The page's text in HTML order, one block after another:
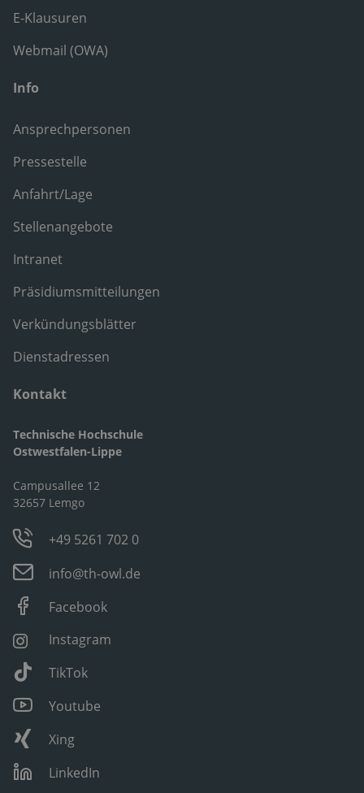
E-Klausuren
Webmail (OWA)
Info
Ansprechpersonen
Pressestelle
Anfahrt/Lage
Stellenangebote
Intranet
Präsidiumsmitteilungen
Verkündungsblätter
Dienstadressen
Kontakt
Technische Hochschule
Ostwestfalen-Lippe
Campusallee 12
32657 Lemgo
+49 5261 702 0
info@th-owl.de
Facebook
Instagram
TikTok
Youtube
Xing
LinkedIn